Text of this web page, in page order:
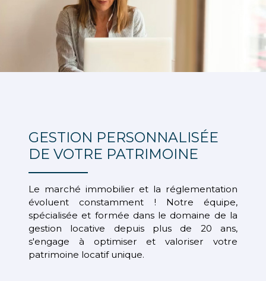
GESTION PERSONNALISÉE
DE VOTRE PATRIMOINE
Le marché immobilier et la réglementation
évoluent constamment ! Notre équipe,
spécialisée et formée dans le domaine de la
gestion locative depuis plus de 20 ans,
s'engage à optimiser et valoriser votre
patrimoine locatif unique.